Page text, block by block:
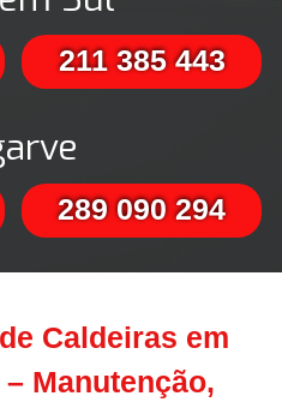
211 385 443
289 090 294
Caldeiras em
Manutenção,